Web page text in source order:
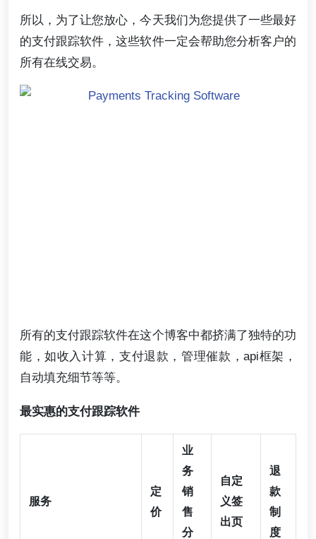
所以，为了让您放心，今天我们为您提供了一些最好
的支付跟踪软件，这些软件一定会帮助您分析客户的
所有在线交易。
所有的支付跟踪软件在这个博客中都挤满了独特的功
能，如收入计算，支付退款，管理催款，api框架，
自动填充细节等等。
最实惠的支付跟踪软件
服务
定
价
业
务
销
售
分
自定
义签
出页
退
款
制
度